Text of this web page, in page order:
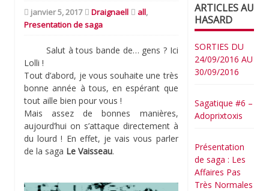
janvier 5, 2017 Draignaell all,
Presentation de saga
Salut à tous bande de… gens ? Ici
Lolli !
Tout d’abord, je vous souhaite une très
bonne année à tous, en espérant que
tout aille bien pour vous !
Mais assez de bonnes manières,
aujourd’hui on s’attaque directement à
du lourd ! En effet, je vais vous parler
de la saga Le Vaisseau.
ARTICLES AU
HASARD
SORTIES DU
24/09/2016 AU
30/09/2016
Sagatique #6 –
Adoprixtoxis
Présentation
de saga : Les
Affaires Pas
Très Normales